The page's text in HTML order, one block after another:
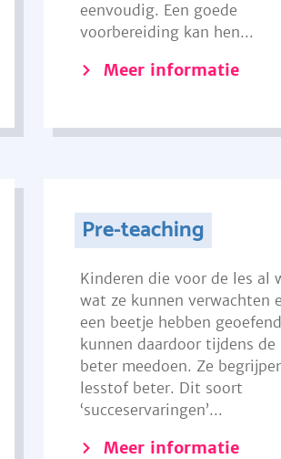
eenvoudig. Een goede
voorbereiding kan hen...
Meer informatie
Pre-teaching
Kinderen die voor de les al
wat ze kunnen verwachten
een beetje hebben
kunnen daardoor tijdens de
beter meedoen. Ze
lesstof beter. Dit soort
‘succeservaringen’...
Meer informatie